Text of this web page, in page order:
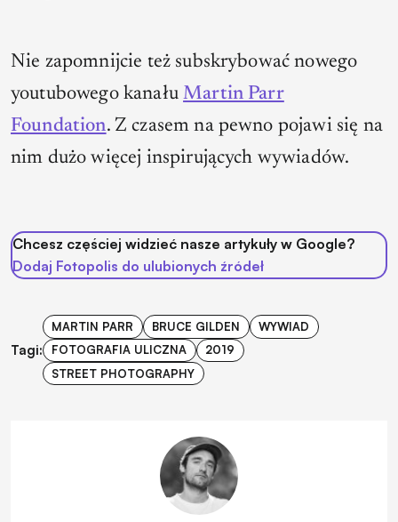
Nie zapomnijcie też subskrybować nowego
youtubowego kanałuMartin Parr
Foundation. Z czasem na pewno pojawi się na
nim dużo więcej inspirujących wywiadów.
Chcesz częściej widzieć nasze artykuły w Google?
Dodaj Fotopolis do ulubionych źródeł
Tagi:
MARTIN PARR BRUCE GILDEN
WYWIAD
FOTOGRAFIA ULICZNA
2019
STREET PHOTOGRAPHY